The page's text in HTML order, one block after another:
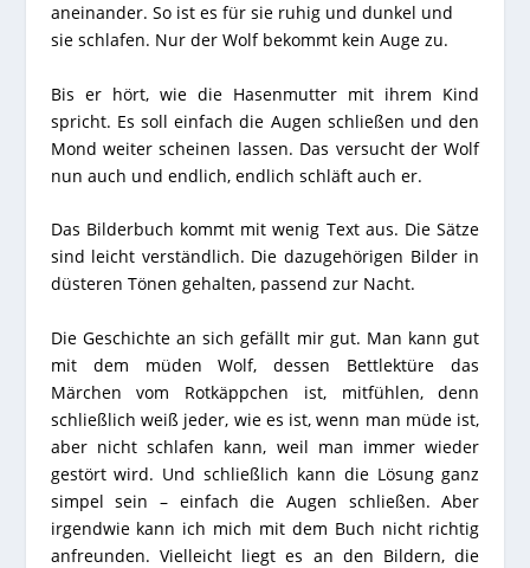
aneinander. So ist es für sie ruhig und dunkel und
sie schlafen. Nur der Wolf bekommt kein Auge zu.
Bis er hört, wie die Hasenmutter mit ihrem Kind
spricht. Es soll einfach die Augen schließen und den
Mond weiter scheinen lassen. Das versucht der Wolf
nun auch und endlich, endlich schläft auch er.
Das Bilderbuch kommt mit wenig Text aus. Die Sätze
sind leicht verständlich. Die dazugehörigen Bilder in
düsteren Tönen gehalten, passend zur Nacht.
Die Geschichte an sich gefällt mir gut. Man kann gut
mit dem müden Wolf, dessen Bettlektüre das
Märchen vom Rotkäppchen ist, mitfühlen, denn
schließlich weiß jeder, wie es ist, wenn man müde ist,
aber nicht schlafen kann, weil man immer wieder
gestört wird. Und schließlich kann die Lösung ganz
simpel sein – einfach die Augen schließen. Aber
irgendwie kann ich mich mit dem Buch nicht richtig
anfreunden. Vielleicht liegt es an den Bildern, die